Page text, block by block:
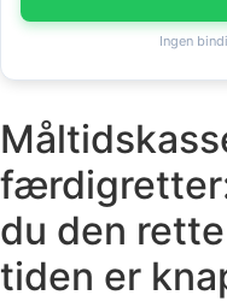
Ingen
du den
tiden er